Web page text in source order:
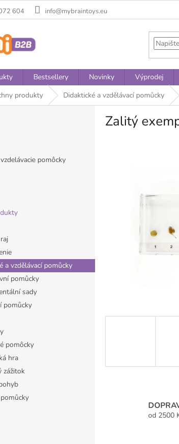
604 info@mybraintoys.eu
Bestsellery Novinky Výprodej
produkty Didaktické a vzdělávací pomůcky
pomôcky
a vzdělávací pomůcky
pomůcky
sady
pomůcky
pomôcky
hra
zážitok
Zalitý
od 2500